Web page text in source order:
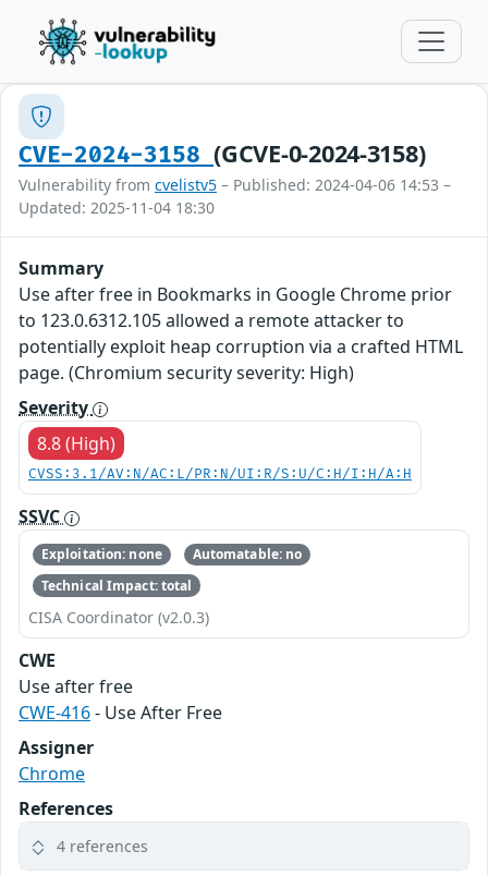
CVE-2024-3158(GCVE-0-2024-3158)
Vulnerability from cvelistv5 – Published: 2024-04-06 14:53 –
Updated: 2025-11-04 18:30
Summary
Use after free in Bookmarks in Google Chrome prior
to 123.0.6312.105 allowed a remote attacker to
potentially exploit heap corruption via a crafted HTML
page. (Chromium security severity: High)
Severity
8.8 (High)
CVSS:3.1/AV:N/AC:L/PR:N/UI:R/S:U/C:H/I:H/A:H
SSVC
Exploitation: none
Automatable: no
Technical Impact: total
CISA Coordinator (v2.0.3)
CWE
Use after free
CWE-416- Use After Free
Assigner
Chrome
References
4 references